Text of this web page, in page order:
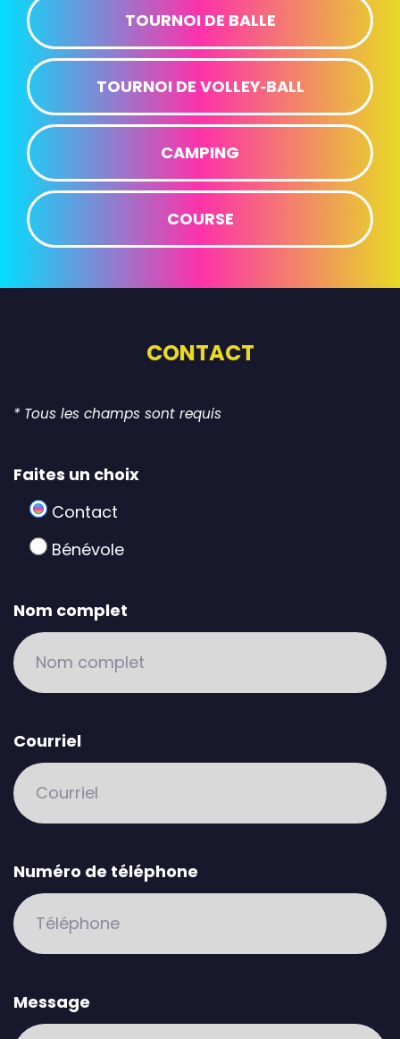
TOURNOI DE BALLE
TOURNOI DE VOLLEY‑BALL
CAMPING
COURSE
CONTACT
* Tous les champs sont requis
Faites un choix
Contact
Bénévole
Nom complet
Courriel
Numéro de téléphone
Message